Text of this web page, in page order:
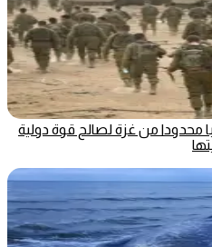
محدودا من غزة لصالح قوة دولية